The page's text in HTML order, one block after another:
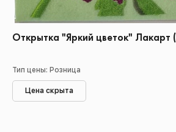
Открытка "Яркий цветок" Лакарт
Тип цены: Розница
Цена скрыта